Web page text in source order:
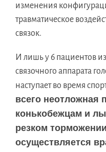
изменения
травматическое
связок.
И лишь у 6 пациентов
связочного аппарата
наступает во время
всего неотложная
конькобежцам и
резком
осуществляется